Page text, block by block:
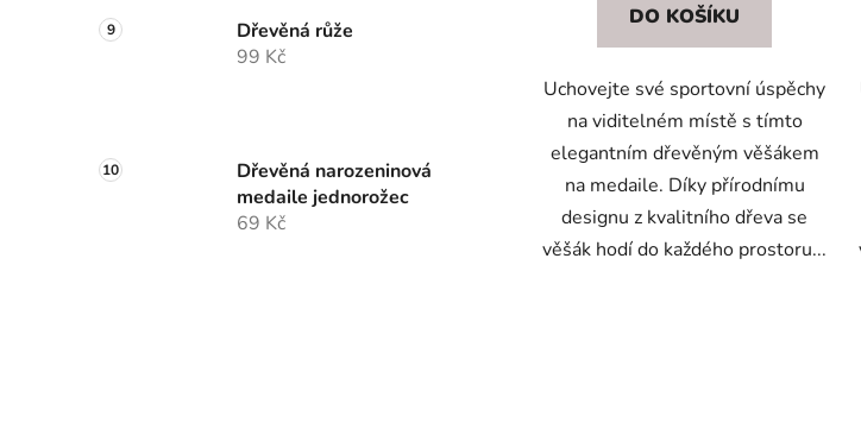
Dřevěná růže
99 Kč
Dřevěná narozeninová
medaile jednorožec
69 Kč
DO KOŠÍKU
Uchovejte své sportovní úspěchy
na viditelném místě s tímto
elegantním dřevěným věšákem
na medaile. Díky přírodnímu
designu z kvalitního dřeva se
věšák hodí do každého prostoru...